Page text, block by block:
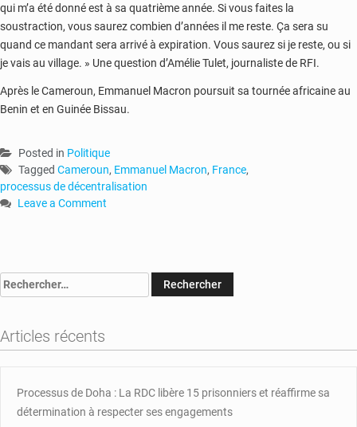
qui m’a été donné est à sa quatrième année. Si vous faites la
soustraction, vous saurez combien d’années il me reste. Ça sera su
quand ce mandant sera arrivé à expiration. Vous saurez si je reste, ou si
je vais au village. » Une question d’Amélie Tulet, journaliste de RFI.
Après le Cameroun, Emmanuel Macron poursuit sa tournée africaine au
Benin et en Guinée Bissau.
Posted in Politique
Tagged Cameroun, Emmanuel Macron, France,
processus de décentralisation
Leave a Comment
accompagner
de
décentralisation
Cameroun
Rechercher :
Articles récents
Processus de Doha : La RDC libère 15 prisonniers et réaffirme sa
détermination à respecter ses engagements